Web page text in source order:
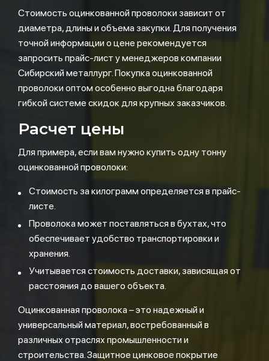
Стоимость оцинкованной проволоки зависит от
диаметра, длины и объема закупки. Для получения
точной информации о цене рекомендуется
запросить прайс-лист у менеджеров компании
Сибирский металлург. Покупка оцинкованной
проволоки оптом особенно выгодна благодаря
гибкой системе скидок для крупных заказчиков.
Расчет цены
Для примера, если вам нужно купить одну тонну
оцинкованной проволоки:
Стоимость за килограмм определяется в прайс-
листе.
Проволока может поставляться в бухтах, что
обеспечивает удобство транспортировки и
хранения.
Учитывается стоимость доставки, зависящая от
расстояния до вашего объекта.
Оцинкованная проволока – это надежный и
универсальный материал, востребованный в
различных отраслях промышленности и
строительства. Защитное цинковое покрытие